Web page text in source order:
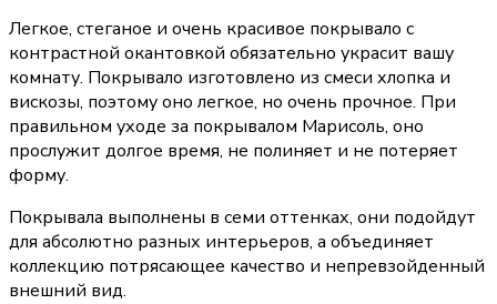
Легкое, стеганое и очень красивое покрывало с
контрастной окантовкой обязательно украсит вашу
комнату. Покрывало изготовлено из смеси хлопка и
вискозы, поэтому оно легкое, но очень прочное. При
правильном уходе за покрывалом Марисоль, оно
прослужит долгое время, не полиняет и не потеряет
форму.
Покрывала выполнены в семи оттенках, они подойдут
для абсолютно разных интерьеров, а объединяет
коллекцию потрясающее качество и непревзойденный
внешний вид.